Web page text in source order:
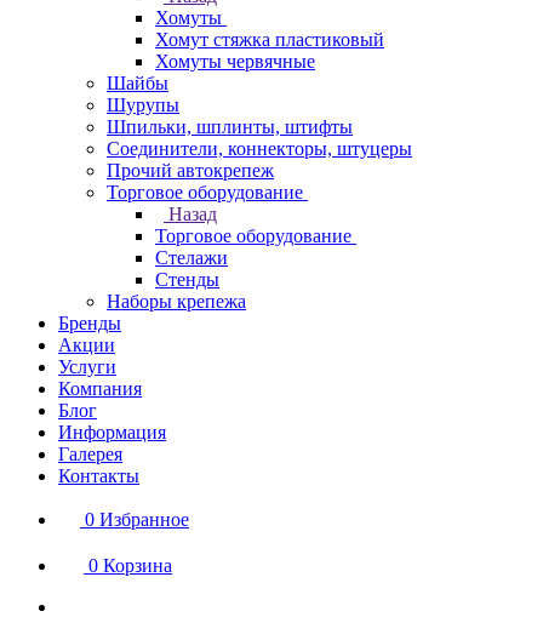
Хомуты
Хомут стяжка пластиковый
Хомуты червячные
Шайбы
Шурупы
Шпильки, шплинты, штифты
Соединители, коннекторы, штуцеры
Прочий автокрепеж
Торговое оборудование
Назад
Торговое оборудование
Стелажи
Стенды
Наборы крепежа
Бренды
Акции
Услуги
Компания
Блог
Информация
Галерея
Контакты
0 Избранное
0 Корзина